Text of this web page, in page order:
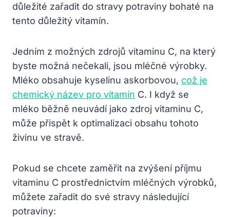
důležité zařadit do stravy potraviny bohaté na
tento důležitý vitamín.
Jedním z možných zdrojů vitaminu C, na který
byste možná nečekali, jsou mléčné výrobky.
Mléko obsahuje kyselinu askorbovou, což je
chemický název pro vitamín C. I když se
mléko běžně neuvádí jako zdroj vitaminu C,
může přispět k optimalizaci obsahu tohoto
živinu ve stravě.
Pokud se chcete zaměřit na zvýšení příjmu
vitaminu C prostřednictvím mléčných výrobků,
můžete zařadit do své stravy následující
potraviny: